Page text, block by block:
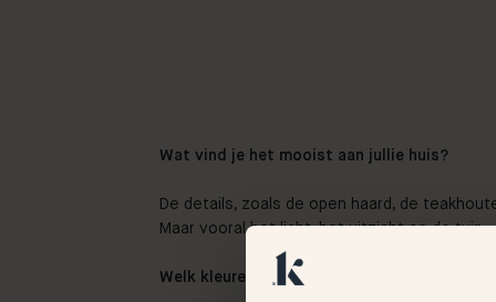
Wat vind je het mooist aan jullie huis?
De details, zoals de open haard, de
Maar vooral het licht, het uitzicht en de tuin.
Welk kleurenpalet hadden jullie voor ogen?